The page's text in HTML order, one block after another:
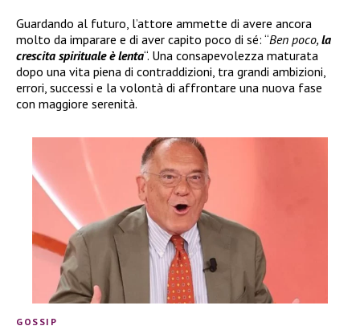
Guardando al futuro, l’attore ammette di avere ancora
molto da imparare e di aver capito poco di sé: “Ben poco, la
crescita spirituale è lenta“. Una consapevolezza maturata
dopo una vita piena di contraddizioni, tra grandi ambizioni,
errori, successi e la volontà di affrontare una nuova fase
con maggiore serenità.
GOSSIP